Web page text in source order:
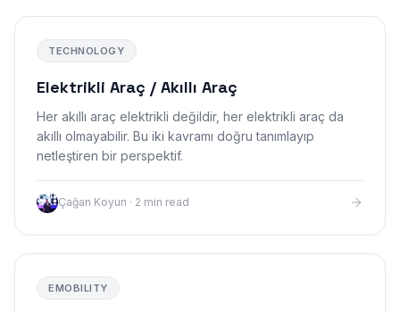
TECHNOLOGY
Elektrikli Araç / Akıllı Araç
Her akıllı araç elektrikli değildir, her elektrikli araç da
akıllı olmayabilir. Bu iki kavramı doğru tanımlayıp
netleştiren bir perspektif.
Çağan Koyun · 2 min read
EMOBILITY